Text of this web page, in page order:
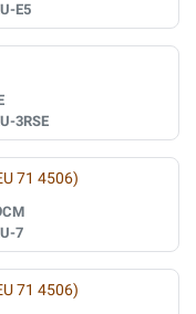
E5
3RSE
71 4506)
7
71 4506)